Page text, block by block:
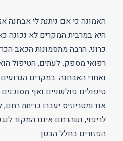
האמונה כי אם ניתנת לי אבחנה
היא במרבית המקרים לא נכונה
כרוני. הרבה מתסמונות הכאב
רפואי מספק. לעתים, הטיפול
ואחרי האבחנה. במקרים
אנדומטריוזיס יעברו כריתת
לריפוי, ושהרחם איננו המקור
הפזורים בחלל הבטן.